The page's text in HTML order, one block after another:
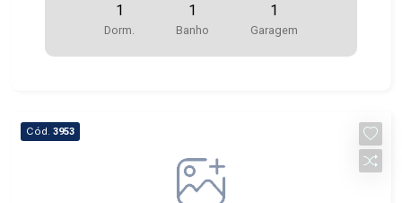
1
Dorm.
1
Banho
1
Garagem
Cód. 3953